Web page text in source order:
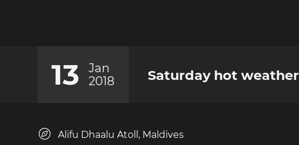
13
Jan
2018
Saturday hot weather
Alifu Dhaalu Atoll, Maldives